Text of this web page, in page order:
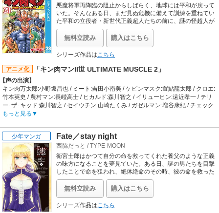
ろ / 男Ａ:福原耕平 / 男Ｂ:森岳志
【あらすじ】
江戸の"異界" が本格派クリエイターの最新技術で蘇る！
新感覚ジャパニーズ・クラシック・ホラー！
【スタッフ情報】
【四谷怪談】 / 原作:鶴屋南北 / キャラクタ原案:天野喜孝 / / 【天守物語】 / 原作:泉
鏡花、
【四谷怪談】 / 脚本:小中千昭 / キャラクタ設定・総作画監督:伊藤秀樹 / 美術監督:
加藤浩 / 監督:今沢哲男、 / / 【天守物語】 / 脚本:坂元裕二 / キャラクター設定・総
作画監督:名倉靖博 / 美術監督:行信三 / アニメ監督:門田英彦、 / / 【化猫】 / キャラ
クター設定・総作画監督:橋本敬史 / 美術監督:倉橋隆 / CGディレクター:森田信廣 /
CGアニメーションディレクター:宮原直樹
【音楽】
悪魔将軍再降臨の阻止からしばらく、地球には平和が戻って
いた。そんなある日、まだ見ぬ危機に備えて訓練を重ねてい
た平和の立役者・新世代正義超人たちの前に、謎の怪超人が
現れた!? …“伝説の超人”の息子たちによる、時空を超えた作
戦が今、始まる――!!
無料立読み 購入はこちら
シリーズ作品は こちら
アニメ化 「キン肉マンII世 ULTIMATE MUSCLE 2」
【声の出演】
キン肉万太郎:小野坂昌也 / ミート:吉田小南美 / ケビンマスク:置鮎龍太郎 / クロエ:
竹本英史 / 農村マン:長嶝高士 / ヒカルド:森川智之 / イリューヒン:遠近孝一 / テリ
ー･ザ･キッド:森川智之 / セイウチン:山崎たくみ / ガゼルマン:増谷康紀 / チェック
メイト:遠近孝一 / ジェイド:野島健児 / イケメン・マッスル:太田真一郎 / ハラボ
子 / たまき:木内レイコ / 恵子:野中藍 / 吉貝アナ:大場真人 / 中野さん:龍田直樹 / キ
ン肉マン:古川登志夫 / テリーマン:田中秀幸 / ラーメンマン:小野健一 / レニーハー
ト:レニーハート（場内アナウンス） / バリアフリーマン（ジージョマン）:島田敏
/ （ニルス）:川津泰彦
【あらすじ】
数十年ぶりに復活した超人ワールドグランプリだったが、バロン・マクシミリア
ン率いる残虐超人たちの乱入で、本戦を前に大会は中断してしまった。バロン一
味は万太郎たち新世代超人によって倒されたものの、大会が再開される様子はな
い。それでもいつか戦いの時が来ると信じて、正義超人たちはトレーニングに励
んでいた。そして、ついに超人ワールドグランプリの再開が決定し、本戦である
もっと見る
少年マンガ Fate／stay night
西脇だっと /TYPE-MOON
衛宮士郎はかつて自分の命を救ってくれた養父のような正義
の味方になることを夢見ていた。ある日、謎の男たちを目撃
したことで命を狙われ、絶体絶命のその時、彼の命を救った
のはセイバーを名乗る一人の少女だった。
無料立読み 購入はこちら
シリーズ作品は こちら